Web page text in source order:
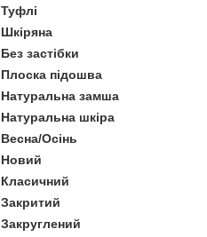
Туфлі
Шкіряна
Без застібки
Плоска підошва
Натуральна замша
Натуральна шкіра
Весна/Осінь
Новий
Класичний
Закритий
Закруглений